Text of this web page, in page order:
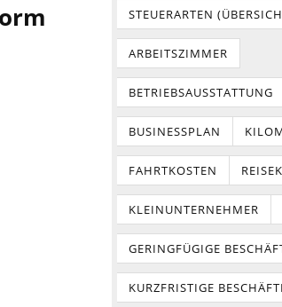
STEUERARTEN
ARBEITSZIMMER
BETRIEBSAUSSTATTUNG
BUSINESSPLAN
FAHRTKOSTEN
KLEINUNTERNEHMER
GERINGFÜGIGE
KURZFRISTIGE